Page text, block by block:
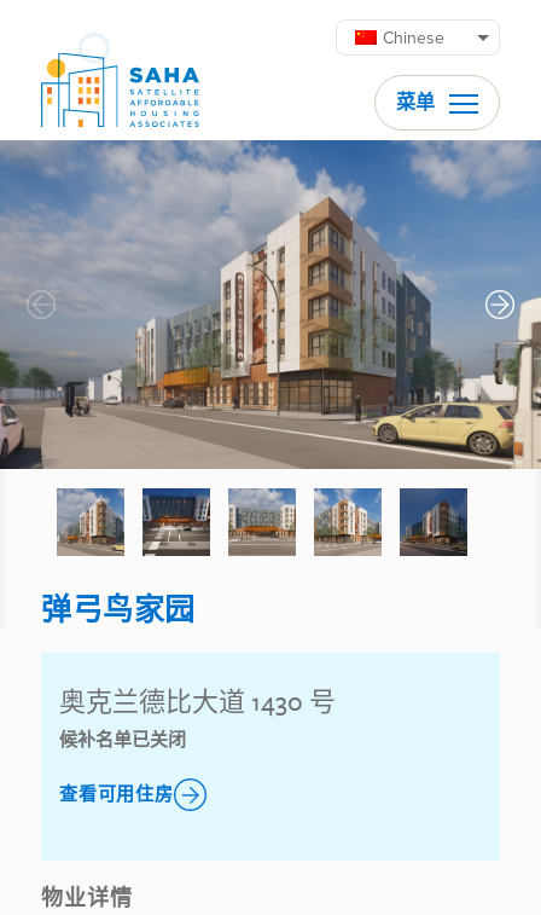
Chinese
菜单
弹弓鸟家园
奥克兰德比大道 1430 号
候补名单已关闭
查看可用住房
物业详情